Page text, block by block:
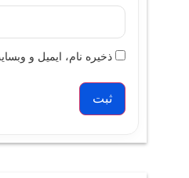
ذخیره نام، ایمیل و